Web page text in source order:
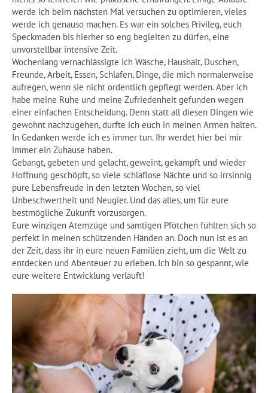
werde ich beim nächsten Mal versuchen zu optimieren, vieles
werde ich genauso machen. Es war ein solches Privileg, euch
Speckmaden bis hierher so eng begleiten zu dürfen, eine
unvorstellbar intensive Zeit.
Wochenlang vernachlässigte ich Wäsche, Haushalt, Duschen,
Freunde, Arbeit, Essen, Schlafen, Dinge, die mich normalerweise
aufregen, wenn sie nicht ordentlich gepflegt werden. Aber ich
habe meine Ruhe und meine Zufriedenheit gefunden wegen
einer einfachen Entscheidung. Denn statt all diesen Dingen wie
gewohnt nachzugehen, durfte ich euch in meinen Armen halten.
In Gedanken werde ich es immer tun. Ihr werdet hier bei mir
immer ein Zuhause haben.
Gebangt, gebeten und gelacht, geweint, gekämpft und wieder
Hoffnung geschöpft, so viele schlaflose Nächte und so irrsinnig
pure Lebensfreude in den letzten Wochen, so viel
Unbeschwertheit und Neugier. Und das alles, um für eure
bestmögliche Zukunft vorzusorgen.
Eure winzigen Atemzüge und samtigen Pfötchen fühlten sich so
perfekt in meinen schützenden Händen an. Doch nun ist es an
der Zeit, dass ihr in eure neuen Familien zieht, um die Welt zu
entdecken und Abenteuer zu erleben. Ich bin so gespannt, wie
eure weitere Entwicklung verläuft!